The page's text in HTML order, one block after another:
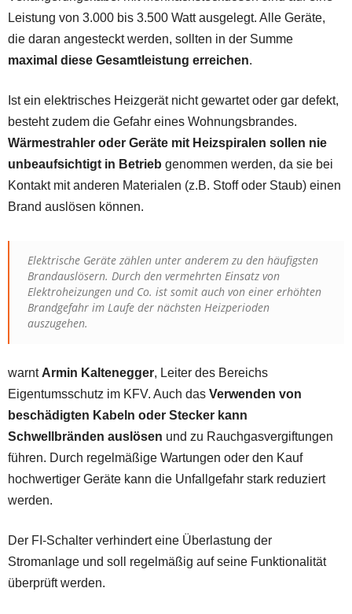
Leistung von 3.000 bis 3.500 Watt ausgelegt. Alle Geräte,
die daran angesteckt werden, sollten in der Summe
maximal diese Gesamtleistung erreichen.
Ist ein elektrisches Heizgerät nicht gewartet oder gar defekt,
besteht zudem die Gefahr eines Wohnungsbrandes.
Wärmestrahler oder Geräte mit Heizspiralen sollen nie
unbeaufsichtigt in Betrieb genommen werden, da sie bei
Kontakt mit anderen Materialen (z.B. Stoff oder Staub) einen
Brand auslösen können.
Elektrische Geräte zählen unter anderem zu den häufigsten
Brandauslösern. Durch den vermehrten Einsatz von
Elektroheizungen und Co. ist somit auch von einer erhöhten
Brandgefahr im Laufe der nächsten Heizperioden
auszugehen.
warnt Armin Kaltenegger, Leiter des Bereichs
Eigentumsschutz im KFV. Auch das Verwenden von
beschädigten Kabeln oder Stecker kann
Schwellbränden auslösen und zu Rauchgasvergiftungen
führen. Durch regelmäßige Wartungen oder den Kauf
hochwertiger Geräte kann die Unfallgefahr stark reduziert
werden.
Der FI-Schalter verhindert eine Überlastung der
Stromanlage und soll regelmäßig auf seine Funktionalität
überprüft werden.